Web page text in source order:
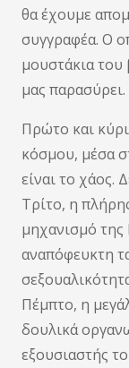
θα έχουμε
συγγραφέα. Ο
μουστάκια του
μας παρασύρει.
Πρώτο και
κόσμου, μέσα
είναι το χάος.
Τρίτο, η
μηχανισμό της
αναπόφευκτη
Πέμπτο, η
δουλικά
εξουσιαστής